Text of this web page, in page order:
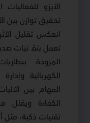
الآيزو للفعاليات
تحقيق توازن بين
انعكس تقليل
تعمل بتقنيات
المزودة
الكهربائية
المهام بين
الكفاءة ويقلل
تقنيات ذكية، مثل